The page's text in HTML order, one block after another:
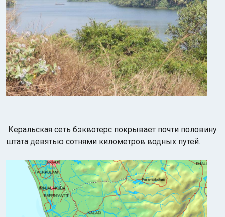
Керальская сеть бэквотерс покрывает почти половину
штата девятью сотнями километров водных путей.